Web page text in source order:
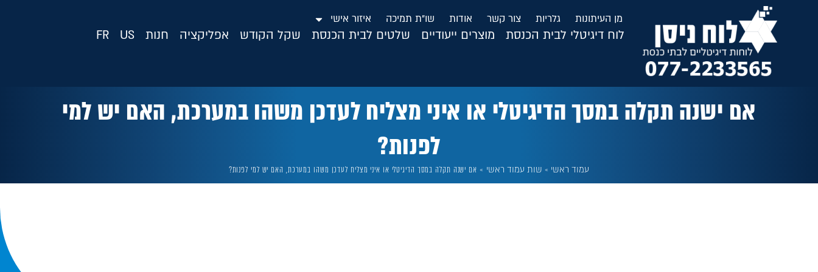
מן העיתונות גלריות צור קשר אודות שו”ת תמיכה איזור אישי
לוח דיגיטלי לבית הכנסת מוצרים ייעודיים שלטים לבית הכנסת שקל הקודש אפליקציה חנות US
FR
אם ישנה תקלה במסך הדיגיטלי או איני מצליח לעדכן משהו במערכת, האם יש למי
לפנות?
עמוד ראשי » שות עמוד ראשי » אם ישנה תקלה במסך הדיגיטלי או איני מצליח לעדכן משהו במערכת, האם יש למי לפנות?